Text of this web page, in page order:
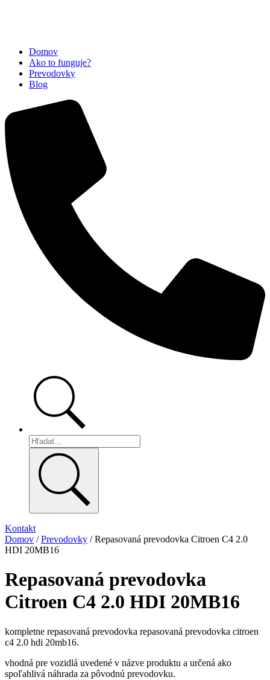
Domov
Ako to funguje?
Prevodovky
Blog
Kontakt
Domov /Prevodovky / Repasovaná prevodovka Citroen C4 2.0
HDI 20MB16
Repasovaná prevodovka
Citroen C4 2.0 HDI 20MB16
kompletne repasovaná prevodovka repasovaná prevodovka citroen
c4 2.0 hdi 20mb16.
vhodná pre vozidlá uvedené v názve produktu a určená ako
spoľahlivá náhrada za pôvodnú prevodovku.